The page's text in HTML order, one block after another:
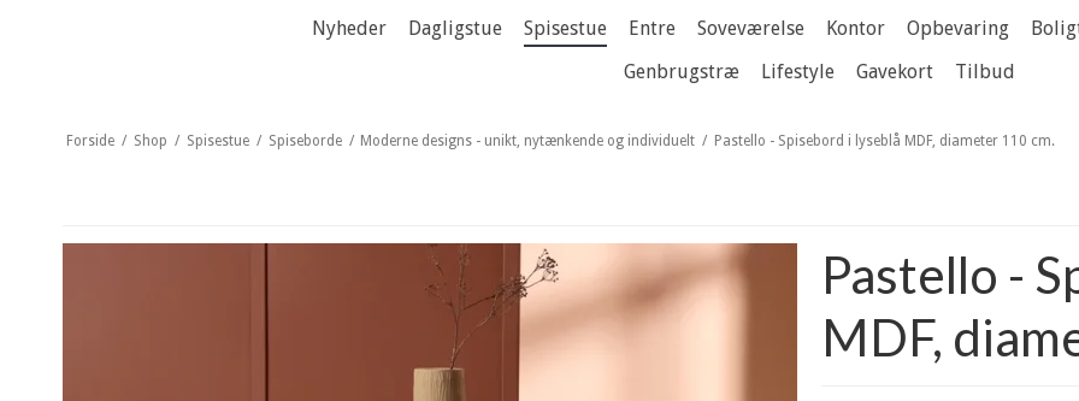
Nyheder Dagligstue Spisestue Entre Soveværelse Kontor Opbevaring
Genbrugstræ
Lifestyle Gavekort Tilbud
Forside / Shop / Spisestue / Spiseborde / Moderne designs - unikt, nytænkende og individuelt / Pastello - Spisebord i lyseblå MDF, diameter 110 cm.
Pastello -
MDF,